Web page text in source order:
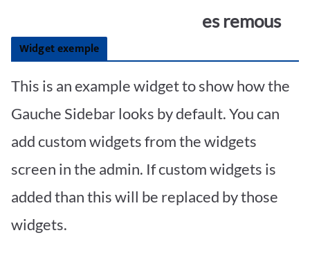
es remous
Widget exemple
This is an example widget to show how the
Gauche Sidebar looks by default. You can
add custom widgets from the widgets
screen in the admin. If custom widgets is
added than this will be replaced by those
widgets.